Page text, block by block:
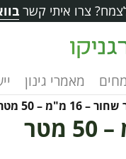
צרו איתי קשר
מאמרי גינון
מ"מ – 50 מטר דרג 4
צינור שחור – 16 מ"מ – 50 מטר